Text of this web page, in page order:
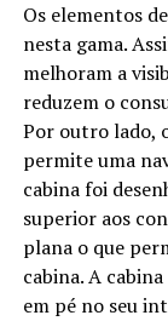
Os elementos
nesta gama.
melhoram a
reduzem o
Por outro lado,
permite uma
cabina foi
superior aos
plana o que
cabina. A
em pé no seu